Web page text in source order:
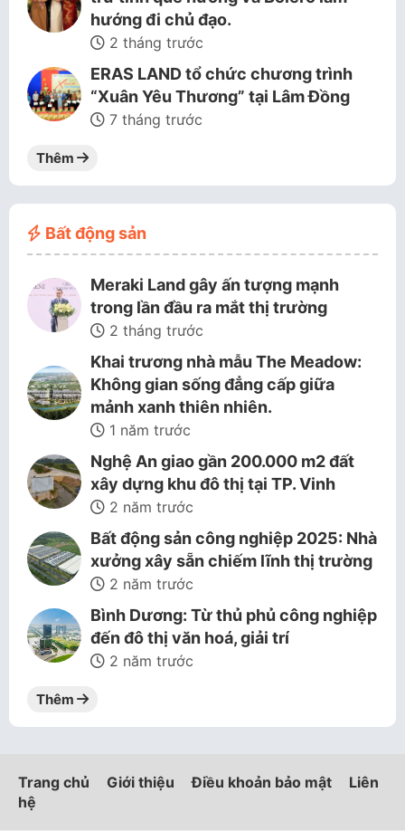
hướng đi chủ đạo.
2 tháng trước
ERAS LAND tổ chức chương trình
“Xuân Yêu Thương” tại Lâm Đồng
7 tháng trước
Thêm
Bất động sản
Meraki Land gây ấn tượng mạnh
trong lần đầu ra mắt thị trường
2 tháng trước
Khai trương nhà mẫu The Meadow:
Không gian sống đẳng cấp giữa
mảnh xanh thiên nhiên.
1 năm trước
Nghệ An giao gần 200.000 m2 đất
xây dựng khu đô thị tại TP. Vinh
2 năm trước
Bất động sản công nghiệp 2025: Nhà
xưởng xây sẵn chiếm lĩnh thị trường
2 năm trước
Bình Dương: Từ thủ phủ công nghiệp
đến đô thị văn hoá, giải trí
2 năm trước
Thêm
Trang chủ Giới thiệu Điều khoản bảo mật
Liên
hệ